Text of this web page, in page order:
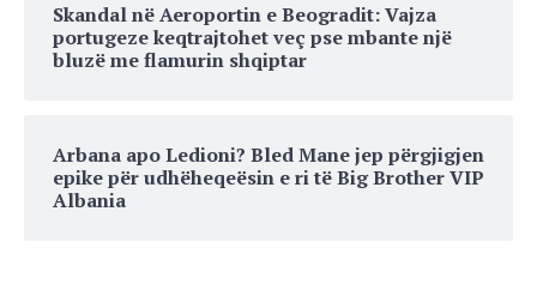
Skandal në Aeroportin e Beogradit: Vajza
portugeze keqtrajtohet veç pse mbante një
bluzë me flamurin shqiptar
Arbana apo Ledioni? Bled Mane jep përgjigjen
epike për udhëheqeësin e ri të Big Brother VIP
Albania